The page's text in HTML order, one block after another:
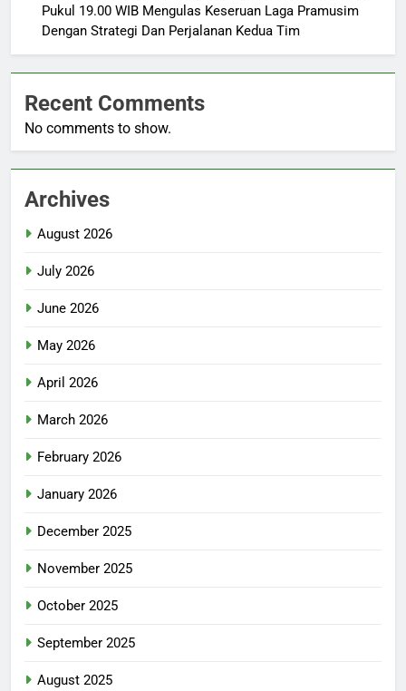
Pukul 19.00 WIB Mengulas Keseruan Laga Pramusim
Dengan Strategi Dan Perjalanan Kedua Tim
Recent Comments
No comments to show.
Archives
August 2026
July 2026
June 2026
May 2026
April 2026
March 2026
February 2026
January 2026
December 2025
November 2025
October 2025
September 2025
August 2025